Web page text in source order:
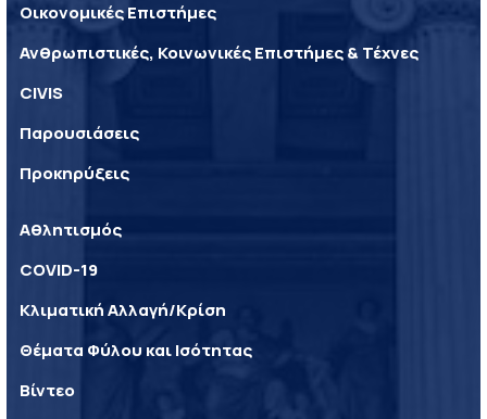
Οικονομικές Επιστήμες
Ανθρωπιστικές, Κοινωνικές Επιστήμες & Τέχνες
CIVIS
Παρουσιάσεις
Προκηρύξεις
Αθλητισμός
COVID-19
Κλιματική Αλλαγή/Κρίση
Θέματα Φύλου και Ισότητας
Βίντεο